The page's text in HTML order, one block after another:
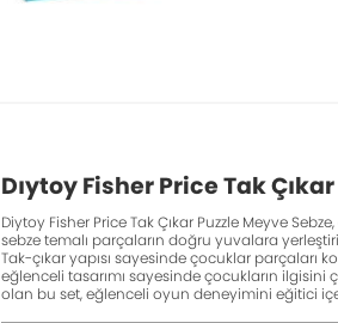
Dıytoy Fisher Price Tak
Diytoy Fisher Price Tak Çıkar Puzzle Meyve
sebze temalı parçaların doğru yuvalara
Tak-çıkar yapısı sayesinde çocuklar parçaları
eğlenceli tasarımı sayesinde çocukların
olan bu set, eğlenceli oyun deneyimini eğitici